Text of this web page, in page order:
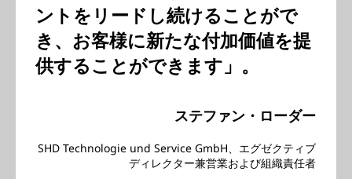
ントをリードし続けることがで
き、お客様に新たな付加価値を提
供することができます」。
ステファン・ローダー
SHD Technologie und Service GmbH、エグゼクティブ
ディレクター兼営業および組織責任者